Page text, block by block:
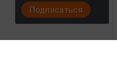
Подписаться